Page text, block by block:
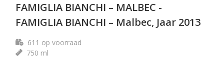
FAMIGLIA BIANCHI – MALBEC -
FAMIGLIA BIANCHI – Malbec, Jaar 2013
611 op voorraad
750 ml